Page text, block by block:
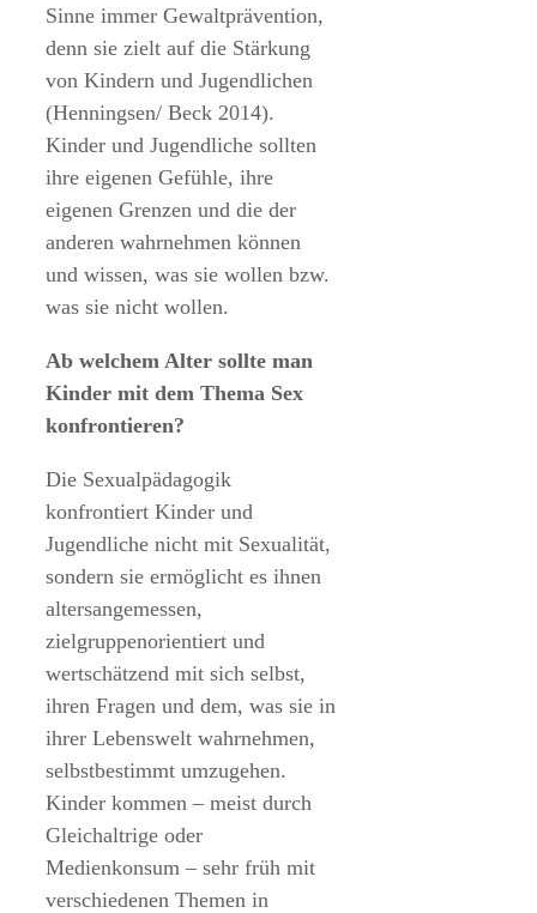
Sinne immer Gewaltprävention,
denn sie zielt auf die Stärkung
von Kindern und Jugendlichen
(Henningsen/ Beck 2014).
Kinder und Jugendliche sollten
ihre eigenen Gefühle, ihre
eigenen Grenzen und die der
anderen wahrnehmen können
und wissen, was sie wollen bzw.
was sie nicht wollen.
Ab welchem Alter sollte man
Kinder mit dem Thema Sex
konfrontieren?
Die Sexualpädagogik
konfrontiert Kinder und
Jugendliche nicht mit Sexualität,
sondern sie ermöglicht es ihnen
altersangemessen,
zielgruppenorientiert und
wertschätzend mit sich selbst,
ihren Fragen und dem, was sie in
ihrer Lebenswelt wahrnehmen,
selbstbestimmt umzugehen.
Kinder kommen – meist durch
Gleichaltrige oder
Medienkonsum – sehr früh mit
verschiedenen Themen in